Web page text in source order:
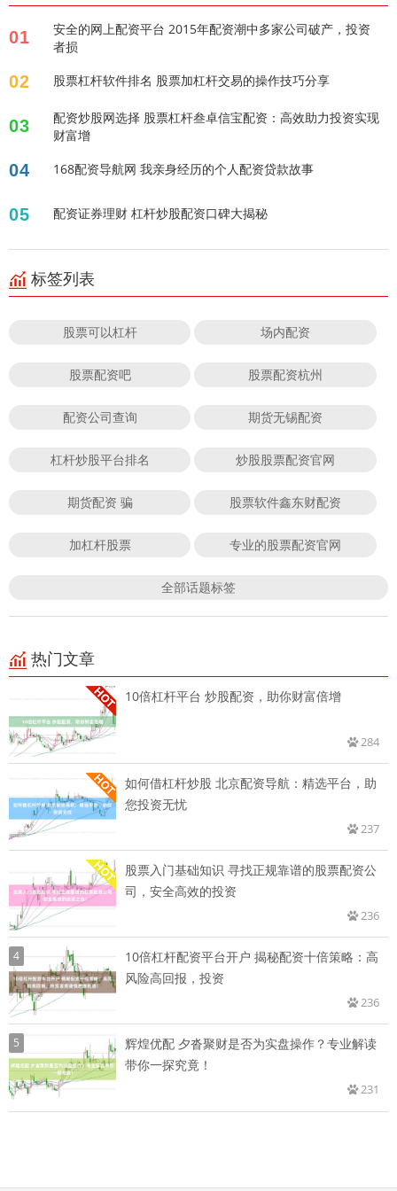
01
安全的网上配资平台 2015年配资潮中多家公司破产，投资
者损
02 股票杠杆软件排名 股票加杠杆交易的操作技巧分享
03
配资炒股网选择 股票杠杆叁卓信宝配资：高效助力投资实现
财富增
04 168配资导航网 我亲身经历的个人配资贷款故事
05 配资证券理财 杠杆炒股配资口碑大揭秘
标签列表
股票可以杠杆 场内配资
股票配资吧 股票配资杭州
配资公司查询 期货无锡配资
杠杆炒股平台排名 炒股股票配资官网
期货配资 骗 股票软件鑫东财配资
加杠杆股票 专业的股票配资官网
全部话题标签
热门文章
10倍杠杆平台 炒股配资，助你财富倍增
284
如何借杠杆炒股 北京配资导航：精选平台，助
您投资无忧
237
股票入门基础知识 寻找正规靠谱的股票配资公
司，安全高效的投资
236
4
10倍杠杆配资平台开户 揭秘配资十倍策略：高
风险高回报，投资
236
5
辉煌优配 夕沓聚财是否为实盘操作？专业解读
带你一探究竟！
231